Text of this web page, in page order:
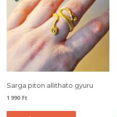
Sarga piton allithato gyuru
1 990 Ft